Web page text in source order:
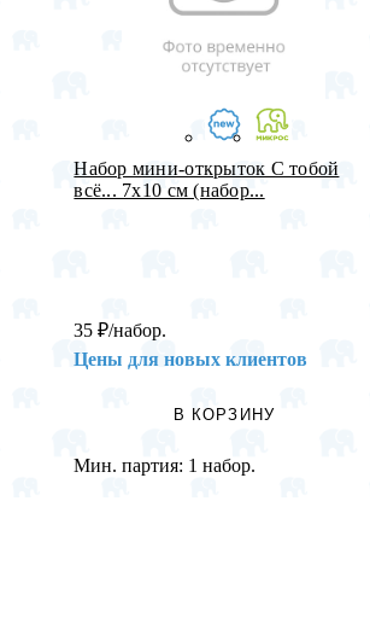
Набор мини-открыток С тобой
всё... 7х10 см (набор...
35₽/набор.
Цены для новых клиентов
В КОРЗИНУ
Мин. партия: 1 набор.